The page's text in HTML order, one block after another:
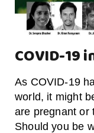
COVID-19
As COVID-19
world, it might
are pregnant or
Should you be